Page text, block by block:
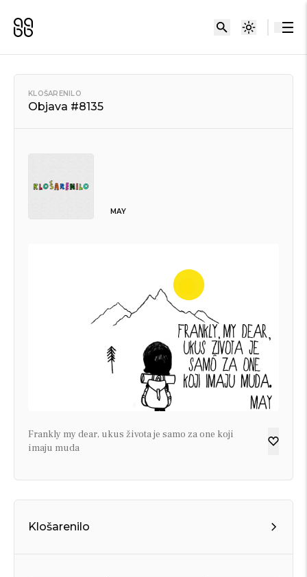
KLOŠARENILO
Objava #8135
MAY
Frankly my dear, ukus života je samo za one koji
imaju muda
Klošarenilo